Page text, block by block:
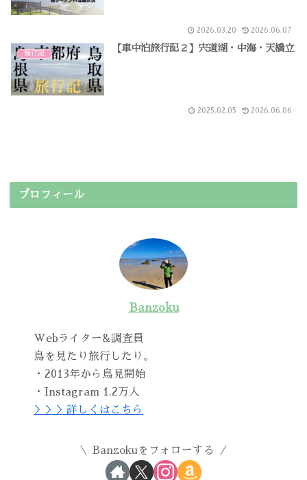
2026.03.20 2026.06.07
旅行記
【車中泊旅行記２】宍道湖・中海・天橋立
2025.02.05 2026.06.06
プロフィール
Banzoku
Webライター&調査員
鳥を見たり旅行したり。
・2013年から鳥見開始
・Instagram 1.2万人
＞＞＞詳しくはこちら
Banzokuをフォローする